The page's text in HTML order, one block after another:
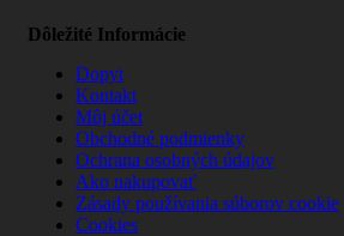
Dôležité Informácie
Dopyt
Kontakt
Môj účet
Obchodné podmienky
Ochrana osobných údajov
Ako nakupovať
Zásady používania súborov cookie
Cookies